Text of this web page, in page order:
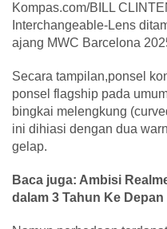
Kompas.com/BILL
Interchangeable-Lens
ajang MWC Barcelona
Secara tampilan,ponsel
ponsel flagship pada
bingkai melengkung
ini dihiasi dengan dua
gelap.
Baca juga: Ambisi
dalam 3 Tahun Ke Depan